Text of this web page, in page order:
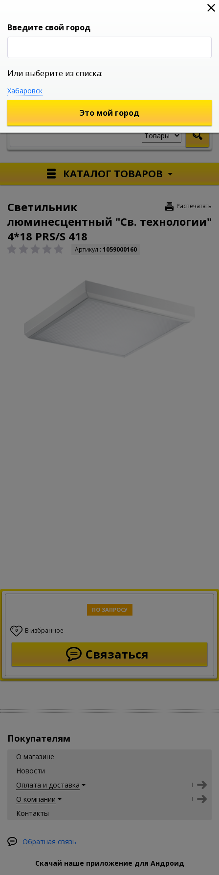
0
УНИВЕРСАЛЬНЫЙ ИНТЕРНЕТ МАГАЗИН
КАТАЛОГ ТОВАРОВ
Распечатать
Светильник
люминесцентный "Св. технологии"
4*18 PRS/S 418
Артикул : 1059000160
ПО ЗАПРОСУ
0 В избранное
Связаться
Покупателям
О магазине
Новости
Оплата и доставка
О компании
Контакты
Обратная связь
Скачай наше приложение для Андроид
Введите свой город
Или выберите из списка:
Хабаровск
Это мой город